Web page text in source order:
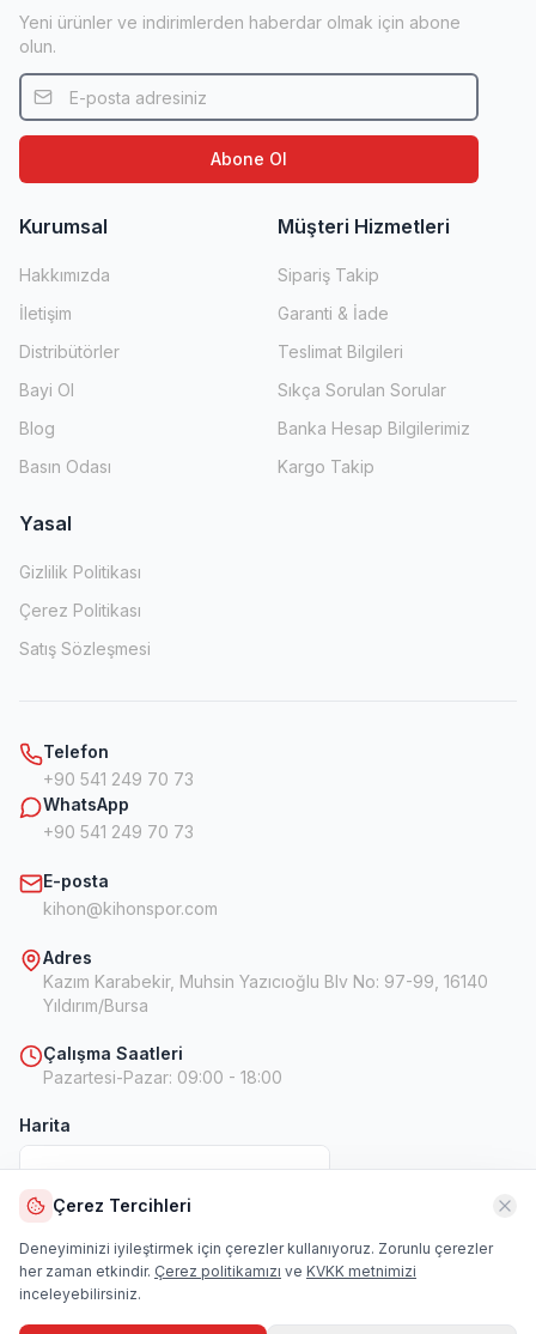
Yeni ürünler ve indirimlerden haberdar olmak için abone
olun.
Abone Ol
Kurumsal
Hakkımızda
İletişim
Distribütörler
Bayi Ol
Blog
Basın Odası
Müşteri Hizmetleri
Sipariş Takip
Garanti & İade
Teslimat Bilgileri
Sıkça Sorulan Sorular
Banka Hesap Bilgilerimiz
Kargo Takip
Yasal
Gizlilik Politikası
Çerez Politikası
Satış Sözleşmesi
Telefon
+90 541 249 70 73
WhatsApp
+90 541 249 70 73
E-posta
kihon@kihonspor.com
Adres
Kazım Karabekir, Muhsin Yazıcıoğlu Blv No: 97-99, 16140
Yıldırım/Bursa
Çalışma Saatleri
Pazartesi-Pazar: 09:00 - 18:00
Harita
Harita
Çerez Tercihleri
Deneyiminizi iyileştirmek için çerezler kullanıyoruz. Zorunlu çerezler
her zaman etkindir. Çerez politikamızı ve KVKK metnimizi
inceleyebilirsiniz.